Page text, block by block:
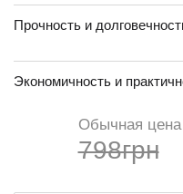
Прочность и
Экономичность и
Обычная цена
798грн